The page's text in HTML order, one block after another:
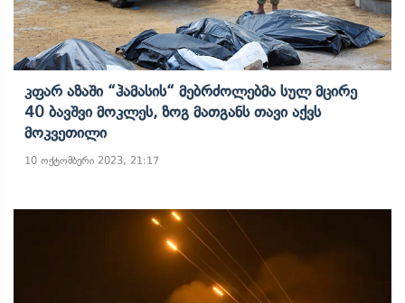
Კფარ Აზაში “ჰამასის“ Მებრძოლებმა Სულ Მცირე
40 Ბავშვი Მოკლეს, Ზოგ Მათგანს Თავი Აქვს
Მოკვეთილი
10 ოქტომბერი 2023, 21:17